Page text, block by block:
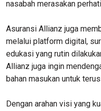
nasabah merasakan
Asuransi Allianz juga
melalui platform digital,
edukasi yang rutin
Allianz juga ingin
bahan masukan untuk
Dengan arahan visi yang